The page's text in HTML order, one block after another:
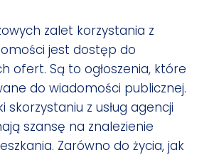
zalet korzystania z
jest dostęp do
ofert. Są to ogłoszenia, które
do wiadomości publicznej.
skorzystaniu z usług agencji
szansę na znalezienie
Zarówno do życia, jak